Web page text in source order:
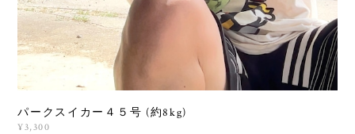
パークスイカー４５号 (約8kg)
¥3,300